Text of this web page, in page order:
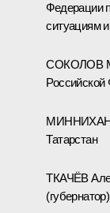
Федерации
ситуациям
СОКОЛОВ
Татарстан
ТКАЧЁВ